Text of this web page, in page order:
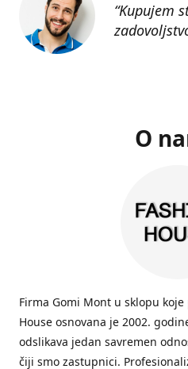
“Kupujem
O
Firma Gomi Mont u sklopu
House osnovana je 2002.
odslikava jedan savremen
čiji smo zastupnici.